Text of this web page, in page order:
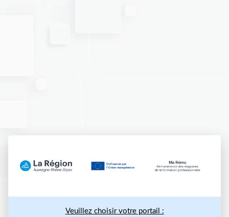
Veuillez choisir votre portail :